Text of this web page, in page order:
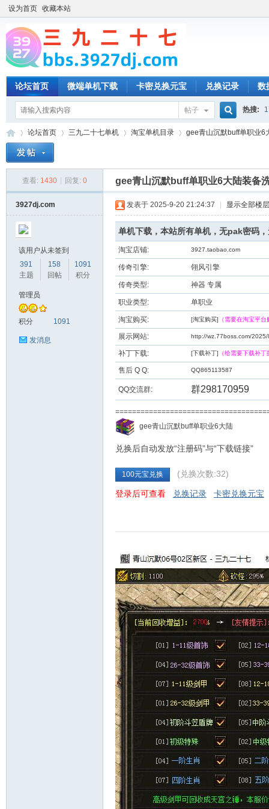
设为首页 收藏本站
论坛首页 微端单机下载 卡密兑换元宝 兑换记录 数
帖子
搜
索
热搜:
论坛首页
›
三九二十七单机
›
淘宝单机目录
›
gee青山沉默buff单职业6
查看: 1430 回复: 0 gee青山沉默buff单职业6大陆装备
3927dj.com
该用户从未签到
391
主题
158
回帖
1091
积分
管理员
积分 1091
发消息
发表于 2025-9-20 21:24:37 显示全部楼层
单机下载，本站所有单机，无pak密码
淘宝店铺: 3927.taobao.com
传奇引擎: 翎风引擎
传奇类型: 神器 专属
职业类型: 单职业
淘宝购买: [淘宝购买] （需要在淘宝平
展示网站: http://wz.77boss.com/
补丁下载: [下载补丁] （给需要下载补
售后 Q Q: QQ865113587
QQ交流群: 群298170959
gee青山沉默buff单职业6大陆
兑换后自动发放“注册码”与“下载链接”
100元宝兑换 (兑换次数:32)
登录后可查看 兑换记录 卡密兑换元宝